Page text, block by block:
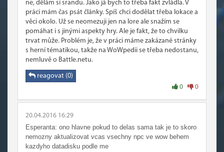
ne, dělám si srandu. Jako já bych to třeba fakt zvládla. V
práci mám čas psát články. Spíš chci dodělat třeba lokace a
věci okolo. Už se neomezuji jen na lore ale snažím se
pomáhat i s jinými aspekty hry. Ale je fakt, že to chvilku
trvat může. Problém je, že v práci máme zakázané stránky
s herní tématikou, takže na WoWpedii se třeba nedostanu,
nemluvě o Battle.netu.
reagovat (0)
0 0
20.04.2016 16:29
Esperanta: ono hlavne pokud to delas sama tak je to skoro
nemozny aktualizovat vcas vsechny npc ve wow behem
kazdyho datadisku podle me